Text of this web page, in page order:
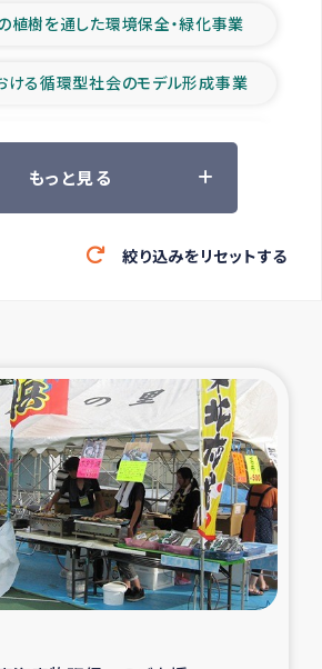
植樹を通した環境保全・緑化事業
ける循環型社会のモデル形成事業
ツアー参加者の声
緊急救援の時代
ィモール豪雨緊急支援
による洪水被災者支援
カカオ生産者支援事業
避難民・帰還民の生活再建支援
おけるシリア難民支援事業
もっと見る
絞り込みをリセットする